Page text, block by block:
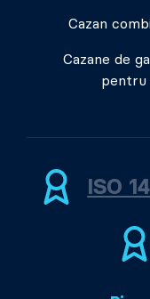
Cazan
Cazane de
pentru
ISO